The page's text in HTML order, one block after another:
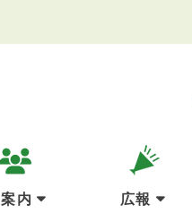
内 広報